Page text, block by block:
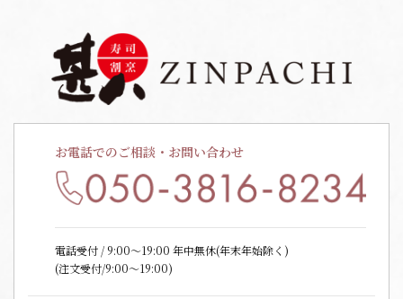
お電話でのご相談・お問い合わせ
電話受付 / 9:00〜19:00 年中無休(年末年始除く)
(注文受付/9:00～19:00)